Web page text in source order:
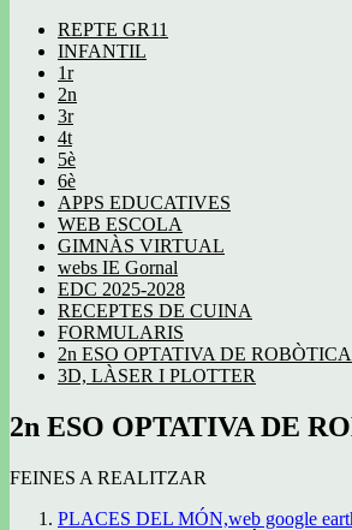
REPTE GR11
INFANTIL
1r
2n
3r
4t
5è
6è
APPS EDUCATIVES
WEB ESCOLA
GIMNÀS VIRTUAL
webs IE Gornal
EDC 2025-2028
RECEPTES DE CUINA
FORMULARIS
2n ESO OPTATIVA DE ROBÒTICA
3D, LÀSER I PLOTTER
2n ESO OPTATIVA DE
FEINES A REALITZAR
PLACES DEL MÓN,web google